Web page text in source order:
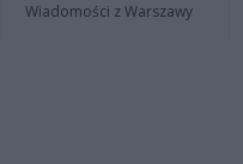
Wiadomości z Warszawy